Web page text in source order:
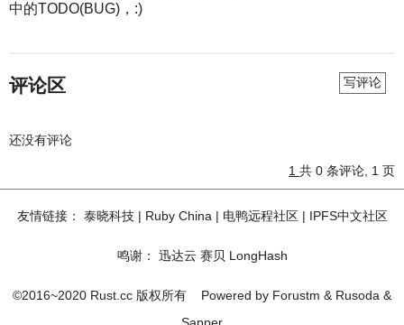
中的TODO(BUG)，:)
评论区 写评论
还没有评论
1 共 0 条评论, 1 页
友情链接： 泰晓科技| Ruby China | 电鸭远程社区| IPFS中文社区
鸣谢： 迅达云 赛贝 LongHash
©2016~2020 Rust.cc 版权所有 Powered by Forustm & Rusoda &